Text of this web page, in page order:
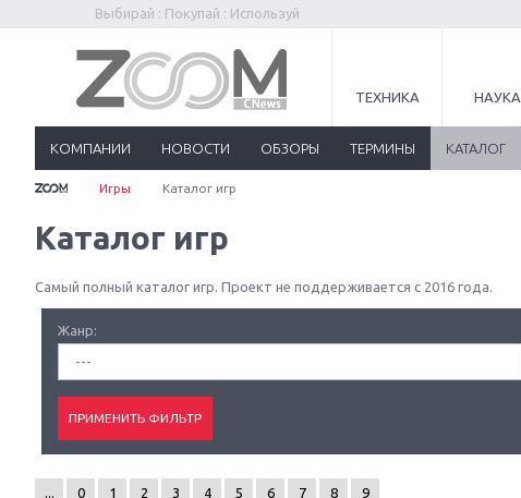
Выбирай : Покупай : Используй
ТЕХНИКА НАУКА
КОМПАНИИ НОВОСТИ ОБЗОРЫ ТЕРМИНЫ КАТАЛОГ
Игры Каталог игр
Каталог игр
Самый полный каталог игр. Проект не поддерживается с 2016 года.
Жанр:
---
0 1 2 3 4 5 6 7 8
9